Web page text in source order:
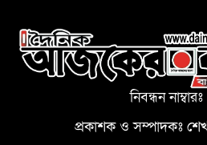
নিবন্ধন
প্রকাশক ও সম্পাদকঃ